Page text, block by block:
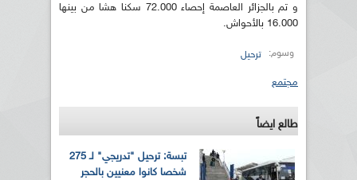
و تم بالجزائر العاصمة إحصاء 72.000 سكنا هشا من بينها
16.000 بالأحواش.
وسوم: ترحيل
مجتمع
طالع ايضاً
تبسة: ترحيل "تدريجي" لـ 275
شخصا كانوا معنيين بالحجر